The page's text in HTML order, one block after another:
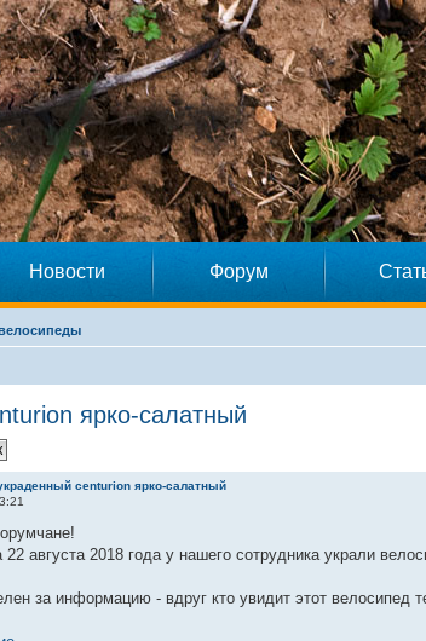
Новости Форум
ярко-салатный
centurion ярко-салатный
22 августа 2018 года у нашего сотрудника украли
за информацию - вдруг кто увидит этот велосипед